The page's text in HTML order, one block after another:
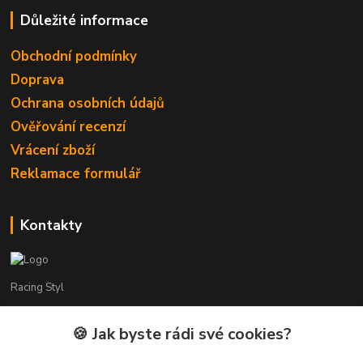
Důležité informace
Obchodní podmínky
Doprava
Ochrana osobních údajů
Ověřování recenzí
Vrácení zboží
Reklamace formulář
Kontakty
Racing Styl
Karel Muláček🍪 Jak byste rádi své cookies?